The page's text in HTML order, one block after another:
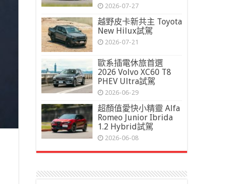
2026-07-27
越野皮卡新共主 Toyota
New Hilux試駕
2026-07-21
歐系插電休旅首選
2026 Volvo XC60 T8
PHEV Ultra試駕
2026-06-29
超顏值愛快小精靈 Alfa
Romeo Junior Ibrida
1.2 Hybrid試駕
2026-06-08